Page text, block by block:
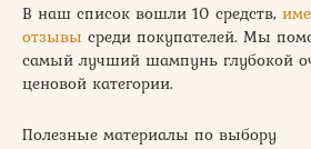
В наш список вошли 10 средств,
отзывы среди покупателей. Мы
самый лучший шампунь глубокой
ценовой категории.
Полезные материалы по выбору